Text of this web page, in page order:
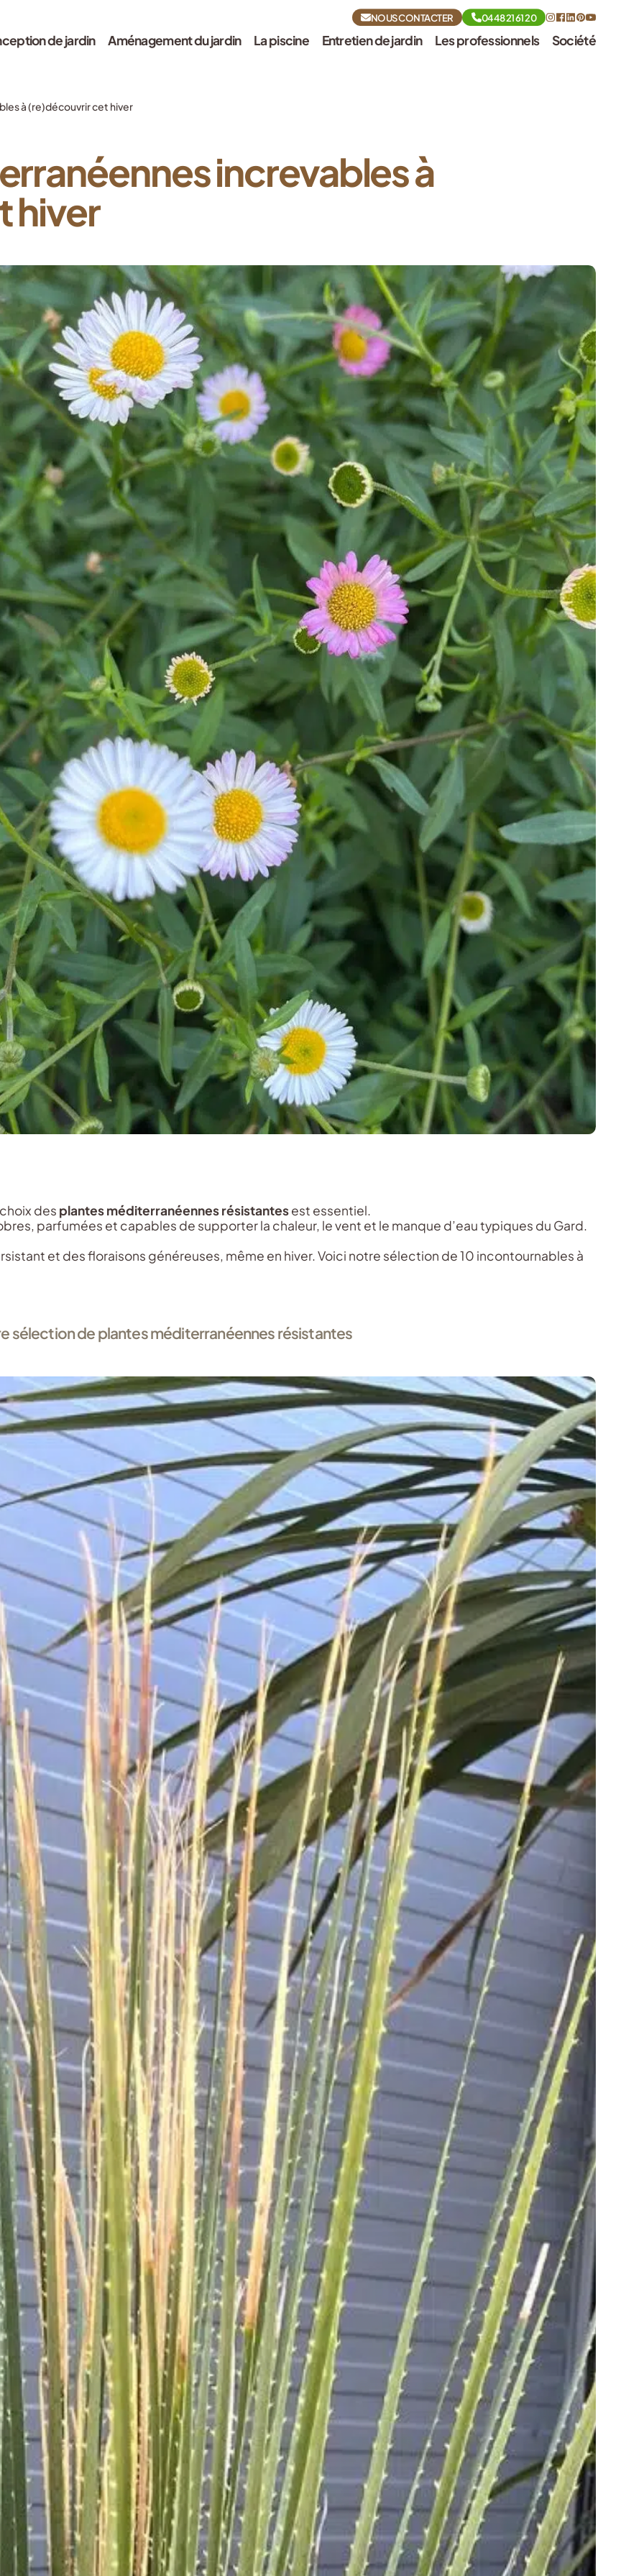
de jardin Aménagement du jardin La piscine Entretien de jardin Les professionnels Société
NOUS CONTACTER 04 48 21 61 20
à (re)découvrir cet hiver
increvables à
hiver
des plantes méditerranéennes résistantesest essentiel.
parfumées et capables de supporter la chaleur, le vent et le manque d’eau typiques du Gard.
et des floraisons généreuses, même en hiver. Voici notre sélection de 10 incontournables à
sélection de plantes méditerranéennes résistantes